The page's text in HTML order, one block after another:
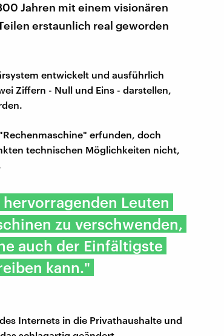
Jahren mit einem visionären
erstaunlich real geworden
entwickelt und ausführlich
Ziffern - Null und Eins - darstellen,
erfunden, doch
technischen Möglichkeiten nicht,
Leuten
zu verschwenden,
auch der Einfältigste
kann."
Internets in die Privathaushalte und